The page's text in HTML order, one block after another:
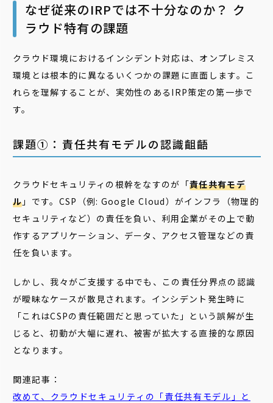
なぜ従来のIRPでは不十分なのか？ ク
ラウド特有の課題
クラウド環境におけるインシデント対応は、オンプレミス
環境とは根本的に異なるいくつかの課題に直面します。こ
れらを理解することが、実効性のあるIRP策定の第一歩で
す。
課題①：責任共有モデルの認識齟齬
クラウドセキュリティの根幹をなすのが「責任共有モデ
ル 」です。CSP（例: Google Cloud）がインフラ（物理的
セキュリティなど）の責任を負い、利用企業がその上で動
作するアプリケーション、データ、アクセス管理などの責
任を負います。
しかし、我々がご支援する中でも、この責任分界点の認識
が曖昧なケースが散見されます。インシデント発生時に
「これはCSPの責任範囲だと思っていた」という誤解が生
じると、初動が大幅に遅れ、被害が拡大する直接的な原因
となります。
関連記事：
改めて、クラウドセキュリティの「責任共有モデル」と